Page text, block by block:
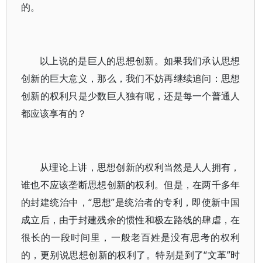
的。
以上说的是巨人的思想创新。如果我们承认思想
创新的巨大意义，那么，我们不妨再继续追问：思想
创新的权利只是少数巨人独有呢，还是每一个普通人
都应该享有的？
从理论上讲，思想创新的权利当然是人人拥有，
谁也不应该垄断思想创新的权利。但是，在两千多年
的封建统治中，“思想”是统治者的专利，即使新中国
成立后，由于封建残余的惯性和极左路线的肆虐，在
很长的一段时间里，一般老百姓是没有思考的权利
的，更别说思想创新的权利了。特别是到了“文革”时